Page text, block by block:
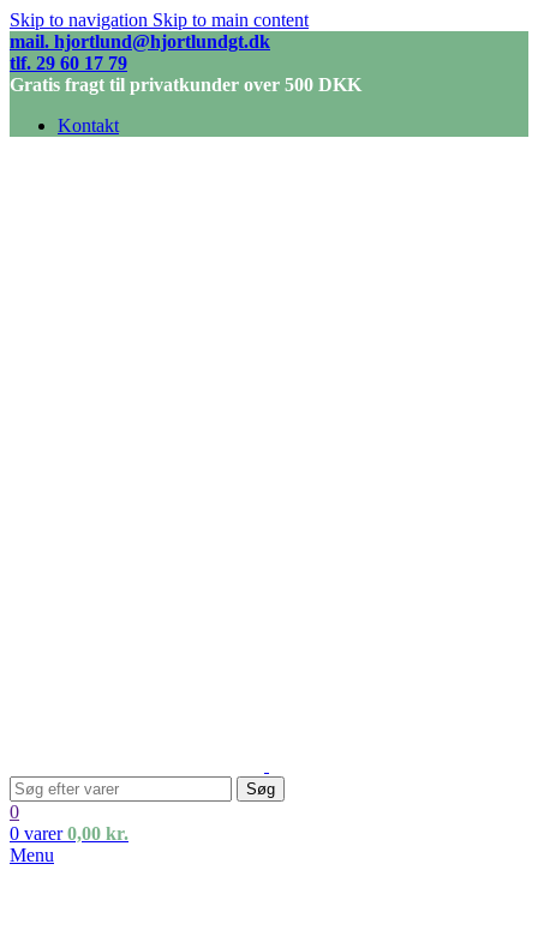
Skip to navigation Skip to main content
mail. hjortlund@hjortlundgt.dk
tlf. 29 60 17 79
Gratis fragt til privatkunder over 500 DKK
Kontakt
Søg
0
0 varer 0,00 kr.
Menu